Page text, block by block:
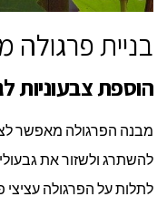
בניית פרגולה
הוספת צבעוניות
מבנה הפרגולה מאפשר
להשתרג ולשזור את
לתלות על הפרגולה עציצי